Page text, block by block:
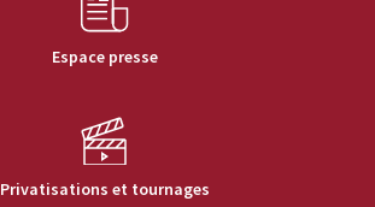
Espace presse
Privatisations et tournages